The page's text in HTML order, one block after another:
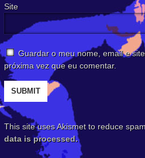
Site
Guardar o meu nome, email e
próxima vez que eu comentar.
This site uses Akismet to reduce
data is processed.